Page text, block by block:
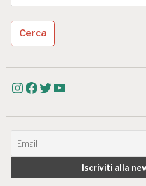
per:
Instagram
Facebook
Twitter
YouTube